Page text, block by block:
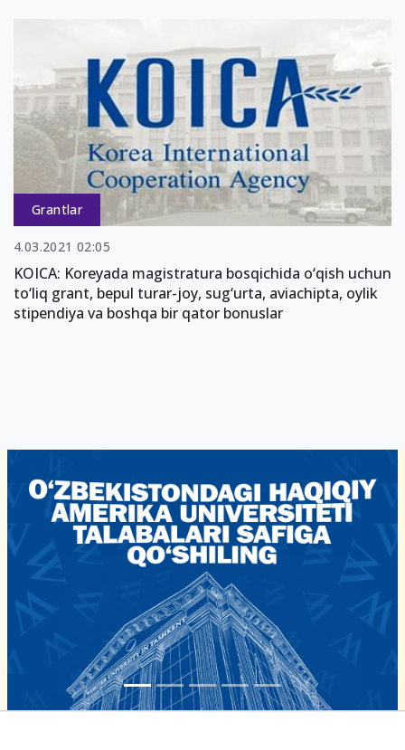
Grantlar
4.03.2021 02:05
KOICA: Koreyada magistratura bosqichida o‘qish uchun
to‘liq grant, bepul turar-joy, sug‘urta, aviachipta, oylik
stipendiya va boshqa bir qator bonuslar